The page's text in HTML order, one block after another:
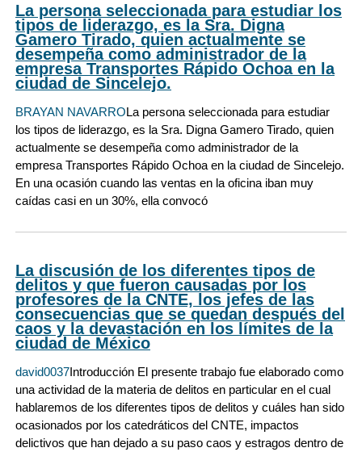
La persona seleccionada para estudiar los
tipos de liderazgo, es la Sra. Digna
Gamero Tirado, quien actualmente se
desempeña como administrador de la
empresa Transportes Rápido Ochoa en la
ciudad de Sincelejo.
BRAYAN NAVARROLa persona seleccionada para estudiar
los tipos de liderazgo, es la Sra. Digna Gamero Tirado, quien
actualmente se desempeña como administrador de la
empresa Transportes Rápido Ochoa en la ciudad de Sincelejo.
En una ocasión cuando las ventas en la oficina iban muy
caídas casi en un 30%, ella convocó
La discusión de los diferentes tipos de
delitos y que fueron causadas por los
profesores de la CNTE, los jefes de las
consecuencias que se quedan después del
caos y la devastación en los límites de la
ciudad de Мéxico
david0037Introducción El presente trabajo fue elaborado como
una actividad de la materia de delitos en particular en el cual
hablaremos de los diferentes tipos de delitos y cuáles han sido
ocasionados por los catedráticos del CNTE, impactos
delictivos que han dejado a su paso caos y estragos dentro de